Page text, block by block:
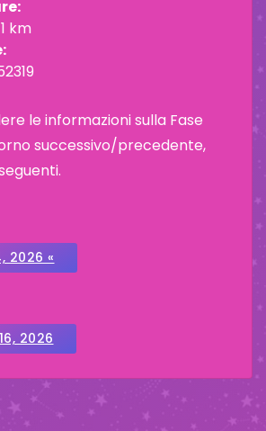
km
le informazioni sulla Fase
successivo/precedente,
2026 «
2026